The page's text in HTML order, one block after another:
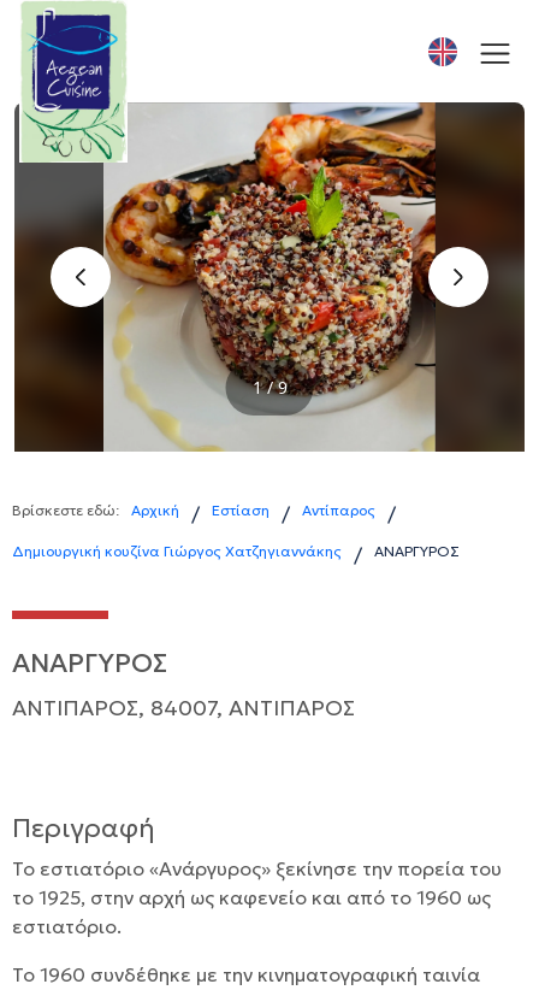
‹ ›
1 / 9
Βρίσκεστε εδώ: Αρχική / Εστίαση / Αντίπαρος /
Δημιουργική κουζίνα Γιώργος Χατζηγιαννάκης / ΑΝΑΡΓΥΡΟΣ
ΑΝΑΡΓΥΡΟΣ
ΑΝΤΙΠΑΡΟΣ, 84007, ΑΝΤΙΠΑΡΟΣ
Περιγραφή
Το εστιατόριο «Ανάργυρος» ξεκίνησε την πορεία του
το 1925, στην αρχή ως καφενείο και από το 1960 ως
εστιατόριο.
Το 1960 συνδέθηκε με την κινηματογραφική ταινία